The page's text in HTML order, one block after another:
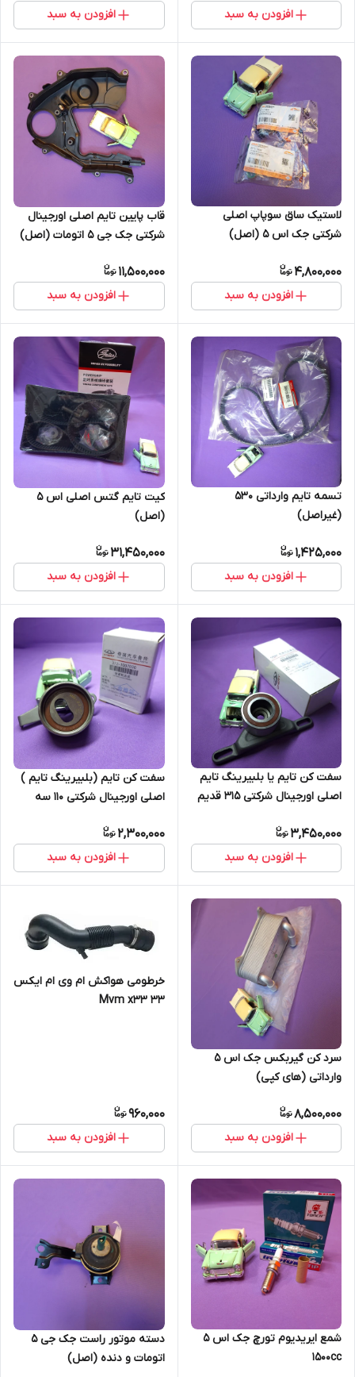
افزودن به سبد افزودن به سبد
لاستیک ساق سوپاپ اصلی
شرکتی جک اس 5 (اصل)
4,800,000
افزودن به سبد
قاب پایین تایم اصلی اورجینال
شرکتی جک جی 5 اتومات (اصل)
11,500,000
افزودن به سبد
تسمه تایم وارداتی 530
(غیراصل)
1,425,000
افزودن به سبد
کیت تایم گتس اصلی اس 5
(اصل)
31,450,000
افزودن به سبد
سفت کن تایم یا بلبیرینگ تایم
اصلی اورجینال شرکتی 315 قدیم
3,450,000
افزودن به سبد
سفت کن تایم (بلبیرینگ تایم )
اصلی اورجینال شرکتی 110 سه
2,300,000
افزودن به سبد
سرد کن گیربکس جک اس 5
وارداتی (های کپی)
8,500,000
افزودن به سبد
خرطومی هواکش ام وی ام ایکس
۳۳ Mvm x33
960,000
افزودن به سبد
شمع ایریدیوم تورچ جک اس 5
1500cc
دسته موتور راست جک جی 5
اتومات و دنده (اصل)